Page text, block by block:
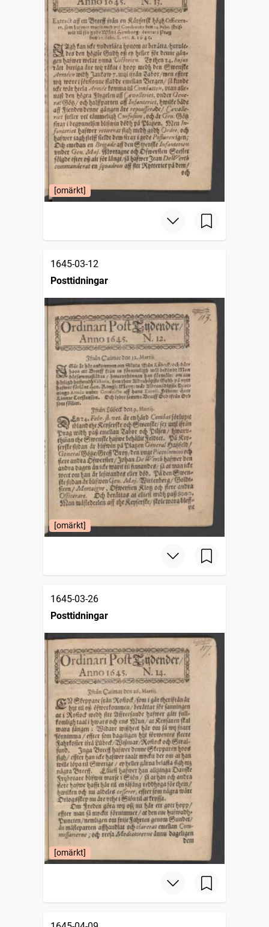
[omärkt]
1645-03-12
Posttidningar
[omärkt]
1645-03-26
Posttidningar
[omärkt]